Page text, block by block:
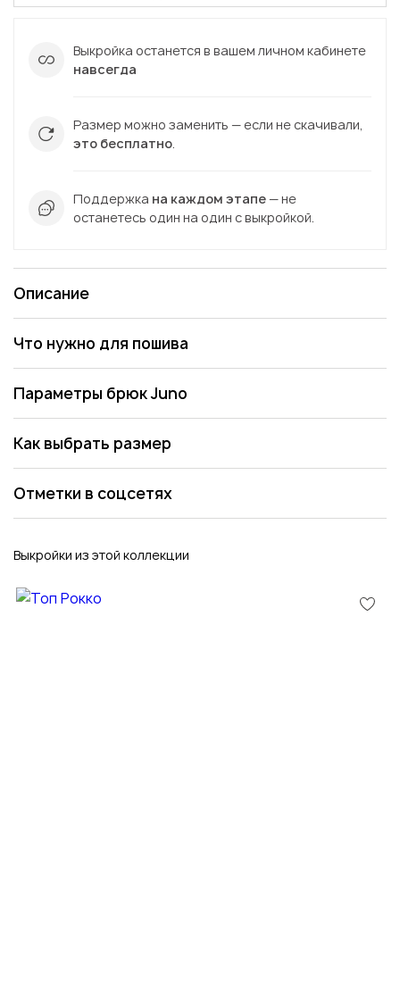
Выкройка останется в вашем личном кабинете
навсегда
Размер можно заменить — если не скачивали,
это бесплатно.
Поддержка на каждом этапе — не
останетесь один на один с выкройкой.
Описание
Что нужно для пошива
Параметры брюк Juno
Как выбрать размер
Отметки в соцсетях
Выкройки из этой коллекции